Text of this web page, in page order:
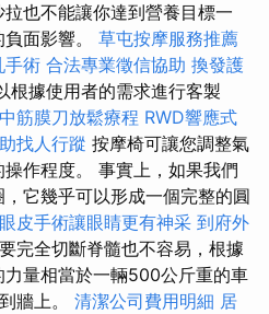
也不能讓你達到營養目標一
面影響。 草屯按摩服務推薦
手術 合法專業徵信協助 換發護
根據使用者的需求進行客製
筋膜刀放鬆療程 RWD響應式
找人行蹤 按摩椅可讓您調整氣
作程度。 事實上，如果我們
它幾乎可以形成一個完整的圓
皮手術讓眼睛更有神采 到府外
要完全切斷脊髓也不容易，根據
量相當於一輛500公斤重的車
牆上。 清潔公司費用明細 居